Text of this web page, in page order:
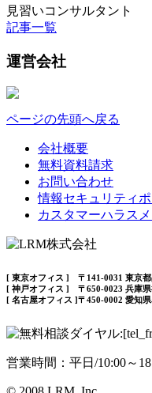
見習いコンサルタント
記事一覧
運営会社
ページの先頭へ戻る
会社概要
無料資料請求
お問い合わせ
情報セキュリティ
カスタマーハラス
[ 東京オフィス ] 〒141-0031 東京
[ 神戸オフィス ] 〒650-0023 兵庫
[ 名古屋オフィス ]〒450-0002 愛知
営業時間：平日/10:00～